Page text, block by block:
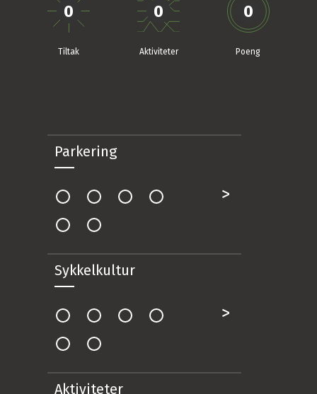
0
Tiltak
0
Aktiviteter
0
Poeng
Parkering
Sykkelkultur
Aktiviteter